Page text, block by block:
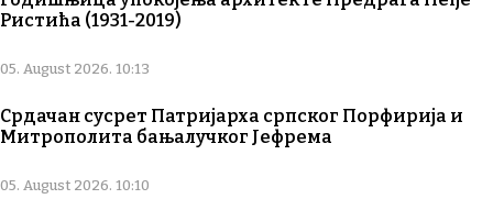
Ристића (1931-2019)
05. August 2026. 10:13
Срдачан сусрет Патријарха српског Порфирија и
Митрополита бањалучког Јефрема
05. August 2026. 10:10